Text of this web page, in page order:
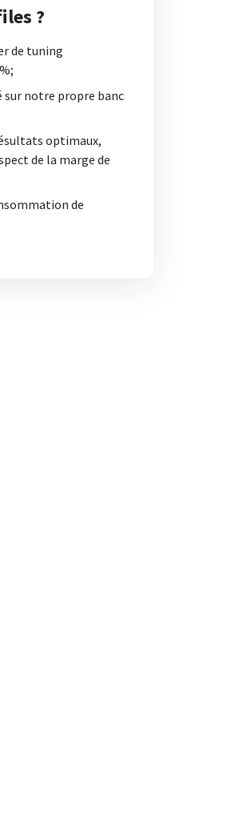
?
de tuning
sur notre propre banc
optimaux,
de la marge de
de